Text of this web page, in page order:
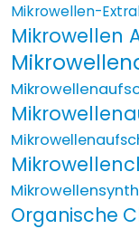
Mikrowellen-
Mikrowellen
Organische